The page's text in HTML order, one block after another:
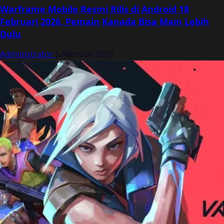
Warframe Mobile Resmi Rilis di Android 18
Februari 2026, Pemain Kanada Bisa Main Lebih
Dulu
Administrator 5 Februari 2026